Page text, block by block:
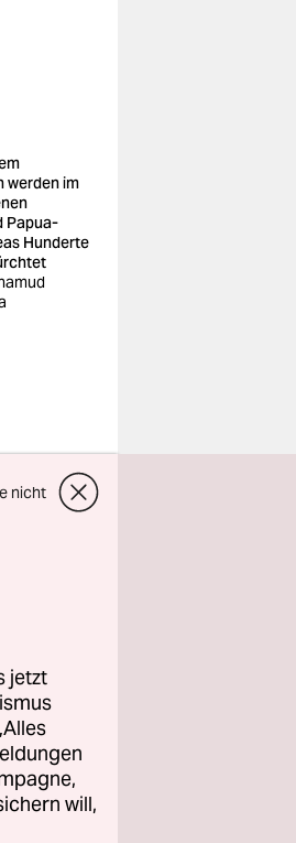
werden im
Papua-
Hunderte
nicht
jetzt
will,